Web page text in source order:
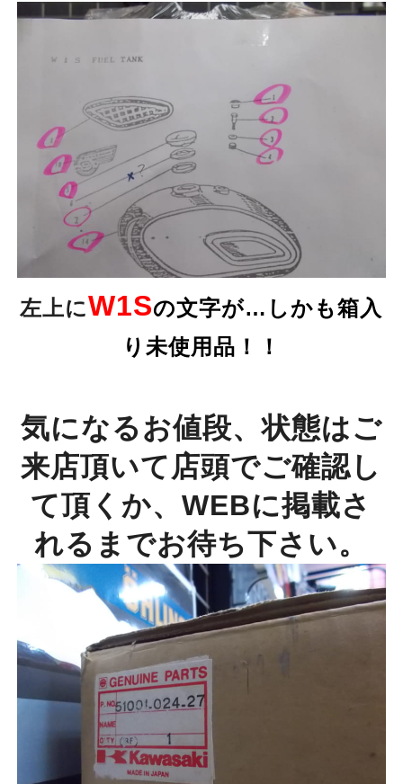
左上にW1Sの文字が…しかも箱入
り未使用品！！
気になるお値段、状態はご
来店頂いて店頭でご確認し
て頂くか、WEBに掲載さ
れるまでお待ち下さい。